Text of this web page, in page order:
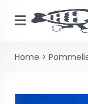
Home >